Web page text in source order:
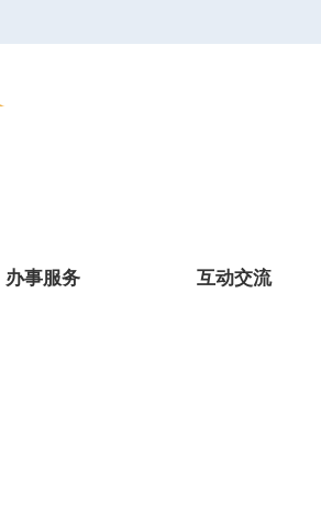
办事服务 互动交流